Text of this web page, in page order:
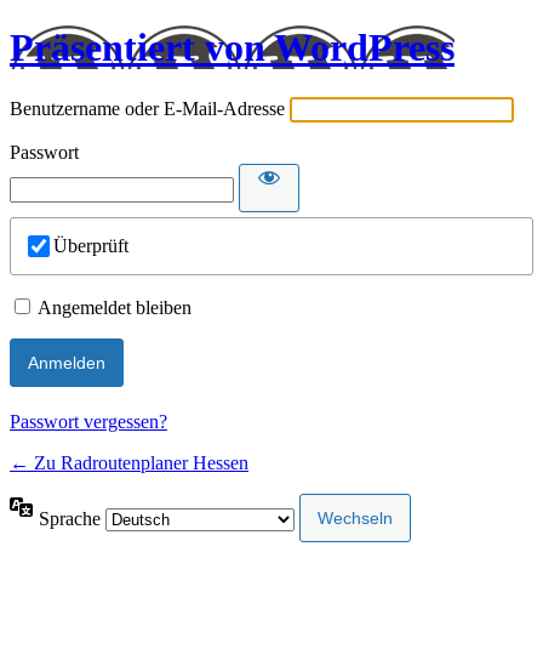
Präsentiert von WordPress
Benutzername oder E-Mail-Adresse
Passwort
Überprüft
Angemeldet bleiben
Passwort vergessen?
← Zu Radroutenplaner Hessen
Sprache